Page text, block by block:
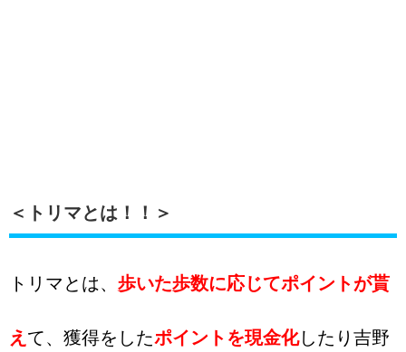
＜トリマとは！！＞
トリマとは、 歩いた歩数に応じてポイントが貰
え て、獲得をしたポイントを現金化したり吉野